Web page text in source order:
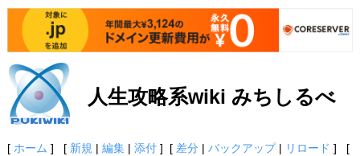
人生攻略系wiki みちしるべ
[ ホーム ] [ 新規 | 編集| 添付] [ 差分| バックアップ| リロード ] [